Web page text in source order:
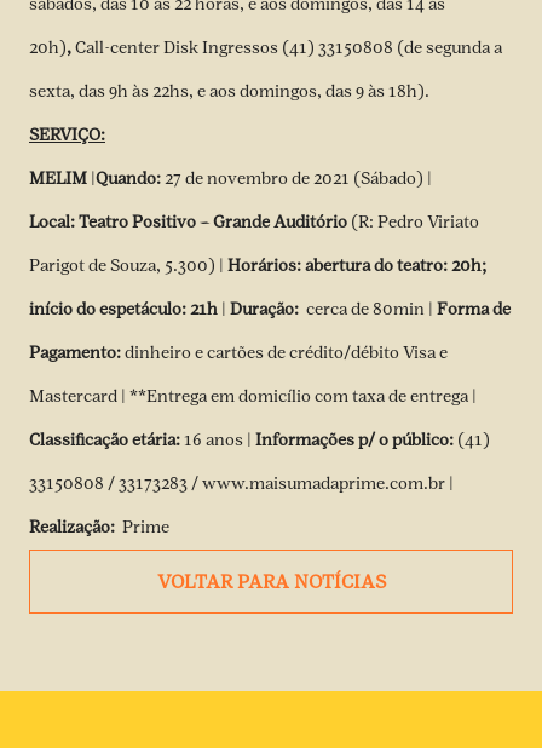
20h),Call-center Disk Ingressos (41) 33150808 (de segunda a
sexta, das 9h às 22hs, e aos domingos, das 9 às 18h).
SERVIÇO:
MELIM |Quando:27 de novembro de 2021 (Sábado) |
Local:Teatro Positivo – Grande Auditório (R: Pedro Viriato
Parigot de Souza, 5.300) | Horários: abertura do teatro: 20h;
início do espetáculo: 21h | Duração: cerca de 80min | Forma de
Pagamento:dinheiro e cartões de crédito/débito Visa e
Mastercard | **Entrega em domicílio com taxa de entrega |
Classificação etária:16 anos | Informações p/ o público: (41)
33150808 / 33173283 / www.maisumadaprime.com.br |
Realização: Prime
VOLTAR PARA NOTÍCIAS